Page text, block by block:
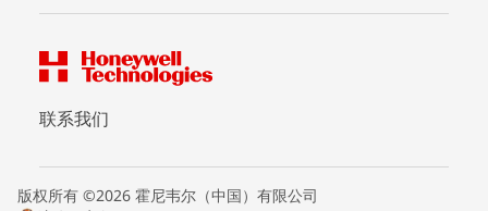
联系我们
版权所有 ©2026 霍尼韦尔（中国）有限公司